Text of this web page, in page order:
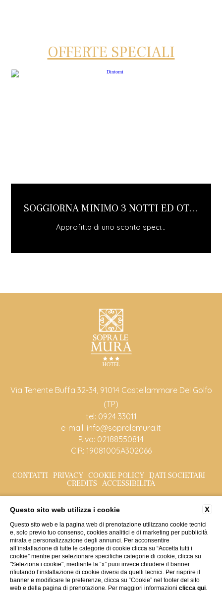
OFFERTE SPECIALI
MINIMO 3 NOTTI ED OT...
Approfitta di uno sconto speci...
Via Tenente Buffa 32-34, 91014 Castellammare Del Golfo
(TP)
tel: 0924 33011
e-mail: info@sopralemura.it
P.Iva: 02188550814
CIR: 19081005A302066
CONTATTI PRIVACY COOKIE POLICY DATI SOCIETARI
CREDITS ACCESSIBILITÀ
X
Questo sito web utilizza i cookie
Questo sito web e la pagina web di prenotazione utilizzano cookie tecnici
e, solo previo tuo consenso, cookies analitici e di marketing per pubblicità
mirata e personalizzazione degli annunci. Per acconsentire
all’installazione di tutte le categorie di cookie clicca su “Accetta tutti i
cookie” mentre per selezionare specifiche categorie di cookie, clicca su
"Seleziona i cookie"; mediante la “x” puoi invece chiudere il banner
rifiutando l’installazione di cookie diversi da quelli tecnici. Per riaprire il
banner e modificare le preferenze, clicca su “Cookie” nel footer del sito
web e della pagina di prenotazione. Per maggiori informazioni clicca qui.